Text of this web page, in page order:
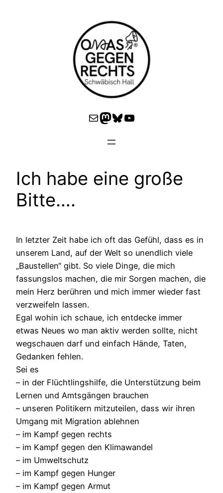
E-MailMastodon
Bluesky
YouTube
Ich habe eine große
Bitte….
In letzter Zeit habe ich oft das Gefühl, dass es in
unserem Land, auf der Welt so unendlich viele
„Baustellen“ gibt. So viele Dinge, die mich
fassungslos machen, die mir Sorgen machen, die
mein Herz berühren und mich immer wieder fast
verzweifeln lassen.
Egal wohin ich schaue, ich entdecke immer
etwas Neues wo man aktiv werden sollte, nicht
wegschauen darf und einfach Hände, Taten,
Gedanken fehlen.
Sei es
– in der Flüchtlingshilfe, die Unterstützung beim
Lernen und Amtsgängen brauchen
– unseren Politikern mitzuteilen, dass wir ihren
Umgang mit Migration ablehnen
– im Kampf gegen rechts
– im Kampf gegen den Klimawandel
– im Umweltschutz
– im Kampf gegen Hunger
– im Kampf gegen Armut